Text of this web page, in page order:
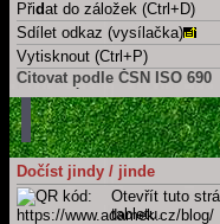
Přidat do záložek (Ctrl+D)
Sdílet odkaz (vysílačka)
Vytisknout (Ctrl+P)
Citovat podle ČSN ISO 690
Tuto stránku
ADÁMEK, Martin. Osobní
Martin Adámek[online].
Dostupné z: https://
Celý web
ADÁMEK, Martin.Martin
2026-08-06]. Dostupné z:
Dočíst jindy / jinde
Otevřít tuto
tabletu.